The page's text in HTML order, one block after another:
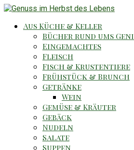
Aus Küche & Keller
Bücher rund ums
Eingemachtes
Fleisch
Fisch & Krustentiere
Frühstück & Brunch
Getränke
Wein
Gemüse & Kräuter
Gebäck
Nudeln
Salate
Suppen